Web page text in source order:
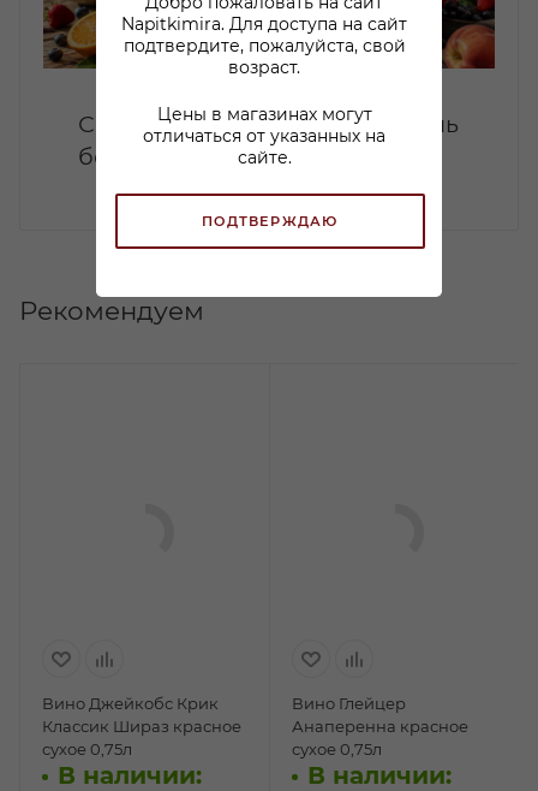
Napitkimira. Для доступа на сайт
подтвердите, пожалуйста, свой
возраст.
Цены в магазинах могут
отличаться от указанных на
сайте.
ПОДТВЕРЖДАЮ
Сангрия дома: летний коктейль
без лишней сложности
Рекомендуем
Вино Джейкобс Крик
Классик Шираз красное
сухое 0,75л
В наличии:
Вино Глейцер
Анаперенна красное
сухое 0,75л
В наличии: